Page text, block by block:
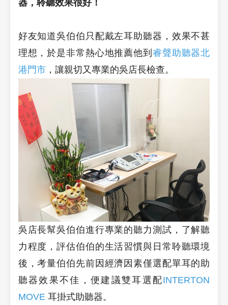
器，聆聽效果很好！
好友知道吳伯伯只配戴左耳助聽器，效果不甚
理想，於是非常熱心地推薦他到 睿聲助聽器北
港門市，讓親切又專業的吳店長檢查。
吳店長幫吳伯伯進行專業的聽力測試，了解聽
力程度，評估伯伯的生活習慣與日常聆聽環境
後，考量伯伯先前因經濟因素僅選配單耳的助
聽器效果不佳，便建議雙耳選配INTERTON
MOVE 耳掛式助聽器。